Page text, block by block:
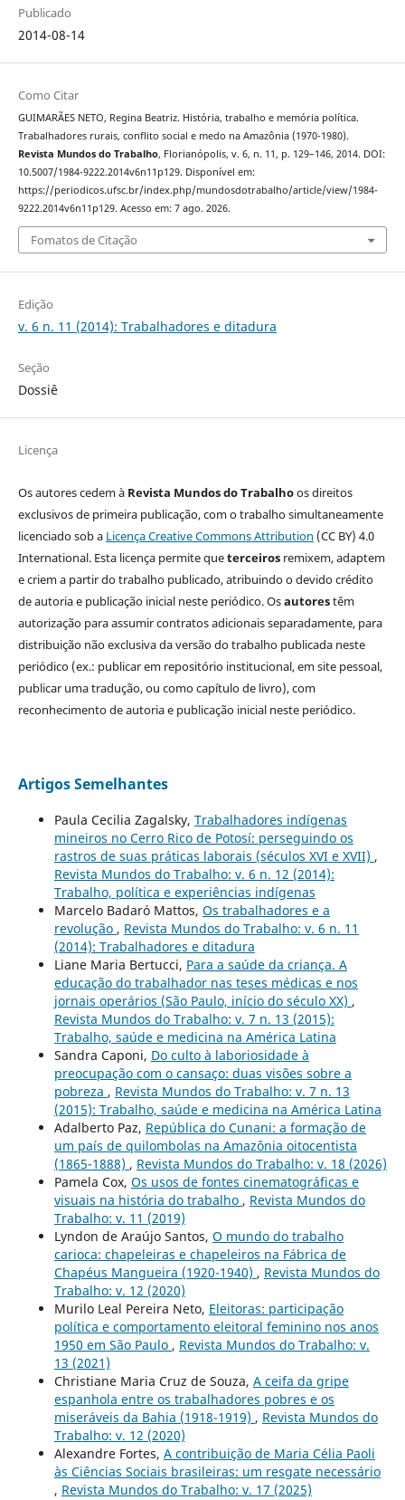
Publicado
2014-08-14
Como Citar
GUIMARÃES NETO, Regina Beatriz. História, trabalho e memória política.
Trabalhadores rurais, conflito social e medo na Amazônia (1970-1980).
Revista Mundos do Trabalho, Florianópolis, v. 6, n. 11, p. 129–146, 2014. DOI:
10.5007/1984-9222.2014v6n11p129. Disponível em:
https://periodicos.ufsc.br/index.php/mundosdotrabalho/article/view/1984-
9222.2014v6n11p129. Acesso em: 7 ago. 2026.
Fomatos de Citação
Edição
v. 6 n. 11 (2014): Trabalhadores e ditadura
Seção
Dossiê
Licença
Os autores cedem à Revista Mundos do Trabalhoos direitos
exclusivos de primeira publicação, com o trabalho simultaneamente
licenciado sob a Licença Creative Commons Attribution (CC BY) 4.0
International. Esta licença permite queterceirosremixem, adaptem
e criem a partir do trabalho publicado, atribuindo o devido crédito
de autoria e publicação inicial neste periódico. Osautorestêm
autorização para assumir contratos adicionais separadamente, para
distribuição não exclusiva da versão do trabalho publicada neste
periódico (ex.: publicar em repositório institucional, em site pessoal,
publicar uma tradução, ou como capítulo de livro), com
reconhecimento de autoria e publicação inicial neste periódico.
Artigos Semelhantes
Paula Cecilia Zagalsky, Trabalhadores indígenas
mineiros no Cerro Rico de Potosí: perseguindo os
rastros de suas práticas laborais (séculos XVI e XVII) ,
Revista Mundos do Trabalho: v. 6 n. 12 (2014):
Trabalho, política e experiências indígenas
Marcelo Badaró Mattos, Os trabalhadores e a
revolução , Revista Mundos do Trabalho: v. 6 n. 11
(2014): Trabalhadores e ditadura
Liane Maria Bertucci, Para a saúde da criança. A
educação do trabalhador nas teses médicas e nos
jornais operários (São Paulo, início do século XX) ,
Revista Mundos do Trabalho: v. 7 n. 13 (2015):
Trabalho, saúde e medicina na América Latina
Sandra Caponi, Do culto à laboriosidade à
preocupação com o cansaço: duas visões sobre a
pobreza , Revista Mundos do Trabalho: v. 7 n. 13
(2015): Trabalho, saúde e medicina na América Latina
Adalberto Paz, República do Cunani: a formação de
um país de quilombolas na Amazônia oitocentista
(1865-1888) , Revista Mundos do Trabalho: v. 18 (2026)
Pamela Cox, Os usos de fontes cinematográficas e
visuais na história do trabalho , Revista Mundos do
Trabalho: v. 11 (2019)
Lyndon de Araújo Santos, O mundo do trabalho
carioca: chapeleiras e chapeleiros na Fábrica de
Chapéus Mangueira (1920-1940) , Revista Mundos do
Trabalho: v. 12 (2020)
Murilo Leal Pereira Neto, Eleitoras: participação
política e comportamento eleitoral feminino nos anos
1950 em São Paulo , Revista Mundos do Trabalho: v.
13 (2021)
Christiane Maria Cruz de Souza, A ceifa da gripe
espanhola entre os trabalhadores pobres e os
miseráveis da Bahia (1918-1919) , Revista Mundos do
Trabalho: v. 12 (2020)
Alexandre Fortes, A contribuição de Maria Célia Paoli
às Ciências Sociais brasileiras: um resgate necessário
, Revista Mundos do Trabalho: v. 17 (2025)